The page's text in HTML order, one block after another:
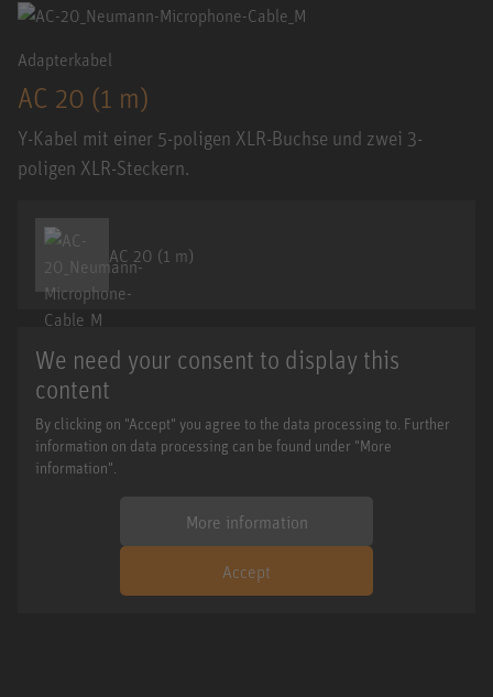
Adapterkabel
AC 20 (1 m)
Y-Kabel mit einer 5-poligen XLR-Buchse und zwei 3-
poligen XLR-Steckern.
AC 20 (1 m)
We need your consent to display this
content
By clicking on "Accept" you agree to the data processing to. Further
information on data processing can be found under "More
information".
More information
Accept